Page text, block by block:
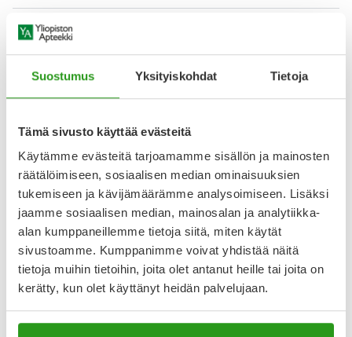
Suostumus Yksityiskohdat Tietoja
Tämä sivusto käyttää evästeitä
Käytämme evästeitä tarjoamamme sisällön ja mainosten
räätälöimiseen, sosiaalisen median ominaisuuksien
tukemiseen ja kävijämäärämme analysoimiseen. Lisäksi
jaamme sosiaalisen median, mainosalan ja analytiikka-
alan kumppaneillemme tietoja siitä, miten käytät
sivustoamme. Kumppanimme voivat yhdistää näitä
tietoja muihin tietoihin, joita olet antanut heille tai joita on
kerätty, kun olet käyttänyt heidän palvelujaan.
Ok
Ihan Ok. Ei juuri vaahtoa yhtään, mikä mökki oloissa hyvä,
4.1.2024
Erittäin hyvä
Täydellinen intiimipesuaine joka ei kirvele yhtään
herkilläkään limakalvoilla. Mukava koostumus, ei vaahtoa
liikaa. Plussaa tuoksuttomuudesta.
Näytä lisää arvosteluja